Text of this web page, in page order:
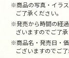
※商品の写真・イラ
ご了承ください。
※発売から時間の経
ざいますのでご了承
※商品名・発売日・
ございますのでご了